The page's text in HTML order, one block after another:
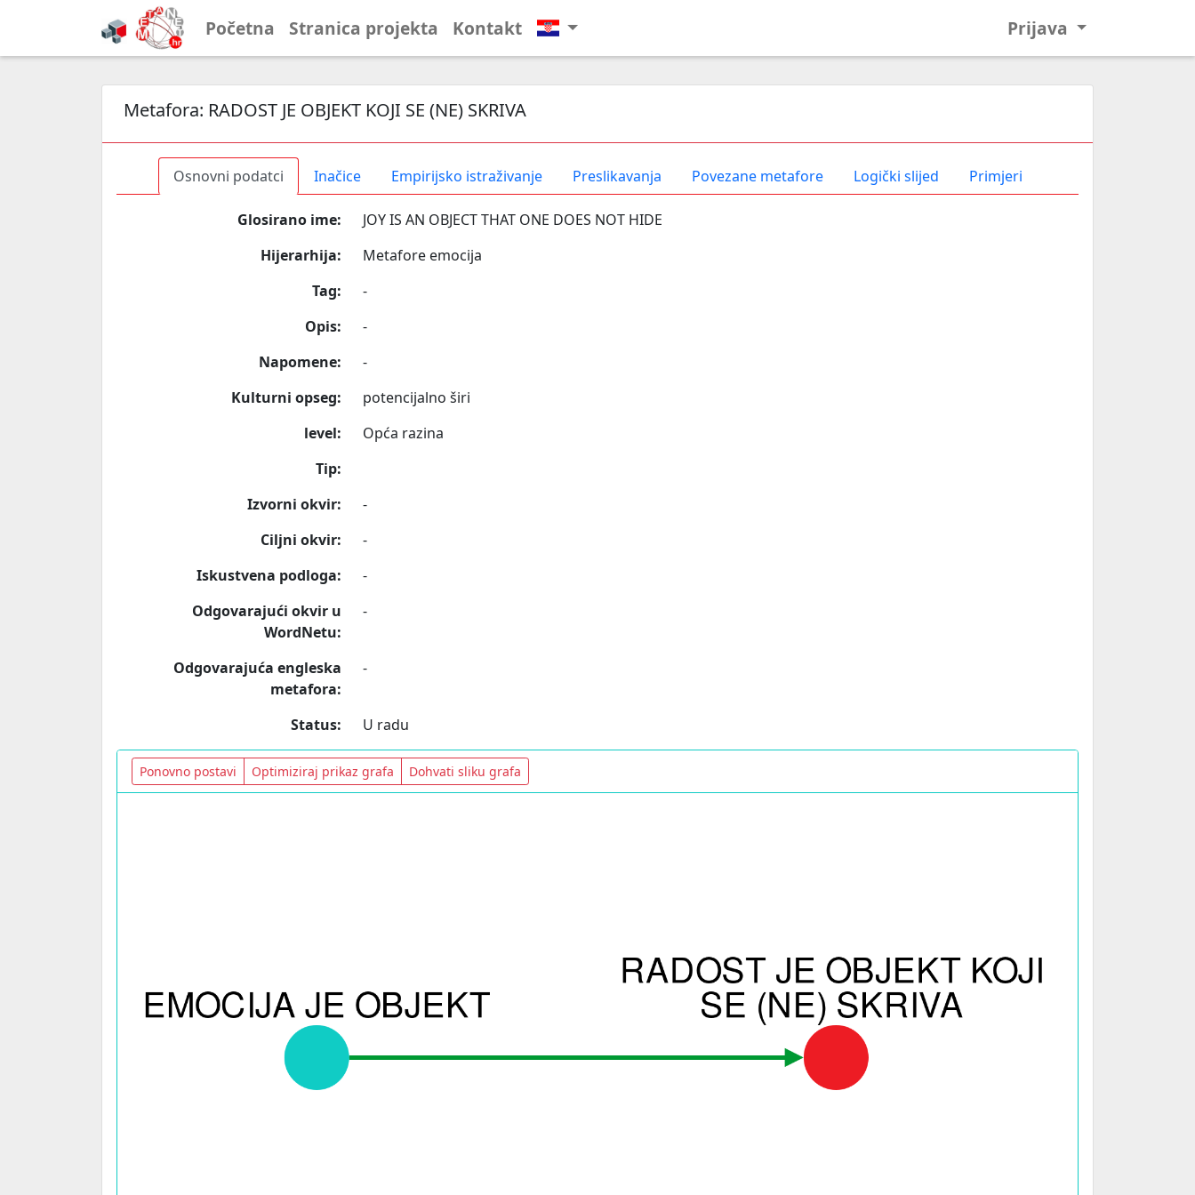
Početna Stranica projekta Kontakt Prijava
Metafora: RADOST JE OBJEKT KOJI SE (NE) SKRIVA
Osnovni podatci Inačice Empirijsko istraživanje Preslikavanja Povezane metafore Logički slijed Primjeri
Glosirano ime:
JOY IS AN OBJECT THAT ONE DOES NOT HIDE
Hijerarhija:
Metafore emocija
Tag:
-
Opis:
-
Napomene:
-
Kulturni opseg:
potencijalno širi
level:
Opća razina
Tip:
Izvorni okvir:
-
Ciljni okvir:
-
Iskustvena podloga:
-
Odgovarajući okvir u
WordNetu:
-
Odgovarajuća engleska
metafora:
-
Status: U radu
Ponovno postavi Optimiziraj prikaz grafa Dohvati sliku grafa